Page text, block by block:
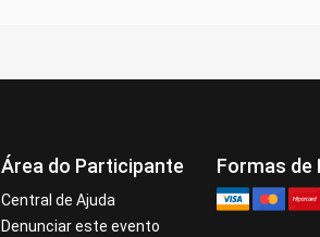
Área do Participante
Central de Ajuda
Denunciar este evento
Formas de